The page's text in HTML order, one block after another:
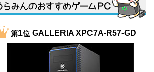
第1位GALLERIA XPC7A-R57-GD